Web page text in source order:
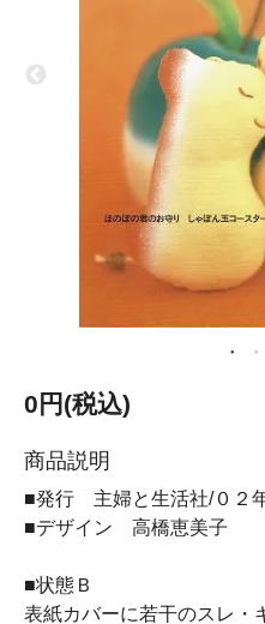
0円(税込)
商品説明
■発行 主婦と生活社/０２
■デザイン 高橋恵美子
■状態Ｂ
表紙カバーに若干のスレ・